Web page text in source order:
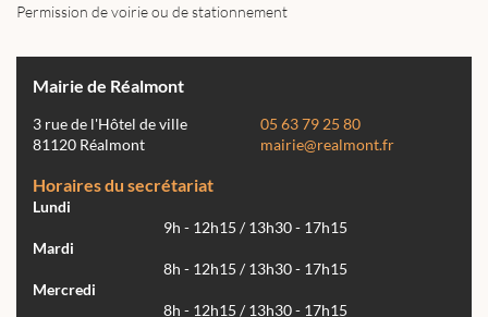
Permission de voirie ou de stationnement
Mairie de Réalmont
3 rue de l'Hôtel de ville
81120 Réalmont
05 63 79 25 80
mairie@realmont.fr
Horaires du secrétariat
Lundi
9h - 12h15 / 13h30 - 17h15
Mardi
8h - 12h15 / 13h30 - 17h15
Mercredi
8h - 12h15 / 13h30 - 17h15